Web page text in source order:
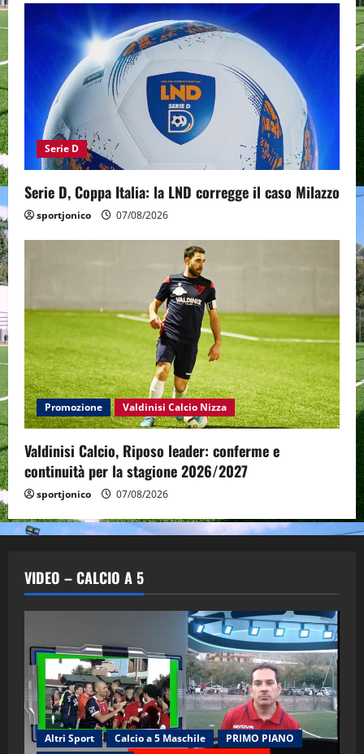
Serie D
Serie D, Coppa Italia: la LND corregge il caso Milazzo
sportjonico 07/08/2026
Promozione Valdinisi Calcio Nizza
Valdinisi Calcio, Riposo leader: conferme e
continuità per la stagione 2026/2027
sportjonico 07/08/2026
VIDEO – CALCIO A 5
Altri Sport Calcio a 5 Maschile
PRIMO PIANO